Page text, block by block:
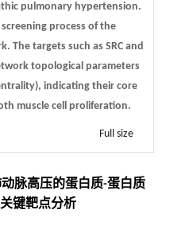
pulmonary hypertension.
process of the
The targets such as SRC and
topological parameters
indicating their core
muscle cell proliferation.
Full size
脉高压的蛋白质-蛋白质
键靶点分析